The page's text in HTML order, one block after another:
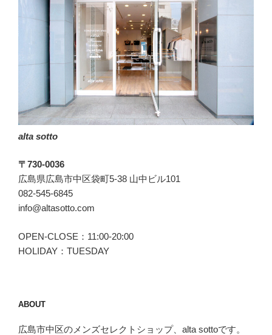
発!!”
の
alta sotto
〒730-0036
広島県広島市中区袋町5-38 山中ビル101
082-545-6845
info@altasotto.com
OPEN-CLOSE：11:00-20:00
HOLIDAY：TUESDAY
ABOUT
広島市中区のメンズセレクトショップ、alta sottoです。